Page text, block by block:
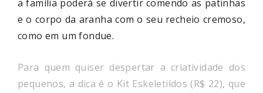
a família poderá se divertir comendo as patinhas
e o corpo da aranha com o seu recheio cremoso,
como em um fondue.
Para quem quiser despertar a criatividade dos
pequenos, a dica é o Kit Eskeletildos (R$ 22), que